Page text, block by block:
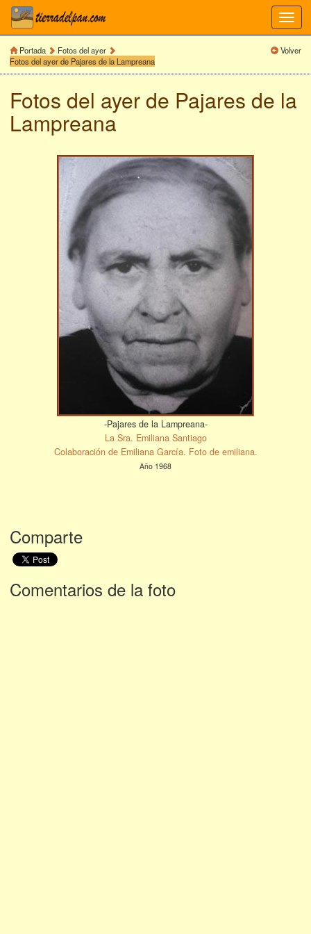
Portada
Fotos del ayer
Fotos del ayer de Pajares de la Lampreana
Volver
Fotos del ayer de Pajares de la
Lampreana
-Pajares de la Lampreana-
La Sra. Emiliana Santiago
Colaboración de Emiliana García. Foto de emiliana.
Año 1968
Comparte
Comentarios de la foto